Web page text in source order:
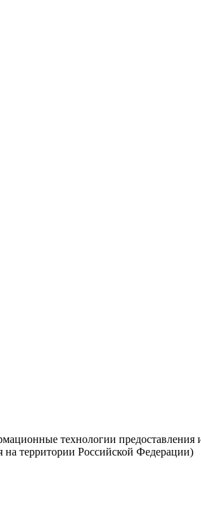
технологии предоставления
на территории Российской Федерации)